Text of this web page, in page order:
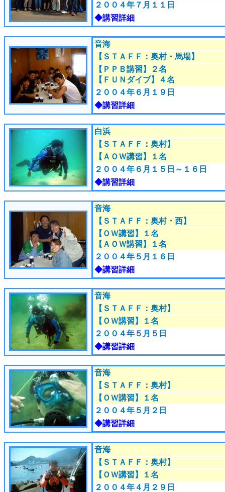
２００４年７月１１日
◆講習詳細
音海
【ＳＴＡＦＦ：奥村・馬場】
【ＰＰＢ講習】２名
【ＦＵＮダイブ】４名
２００４年６月１９日
◆講習詳細
白浜
【ＳＴＡＦＦ：奥村】
【ＡＯＷ講習】１名
２００４年６月１５日～１６日
◆講習詳細
音海
【ＳＴＡＦＦ：奥村・西】
【ＯＷ講習】１名
【ＡＯＷ講習】１名
２００４年５月１６日
◆講習詳細
音海
【ＳＴＡＦＦ：奥村】
【ＯＷ講習】１名
２００４年５月５日
◆講習詳細
音海
【ＳＴＡＦＦ：奥村】
【ＯＷ講習】１名
２００４年５月２日
◆講習詳細
音海
【ＳＴＡＦＦ：奥村】
【ＯＷ講習】１名
２００４年４月２９日